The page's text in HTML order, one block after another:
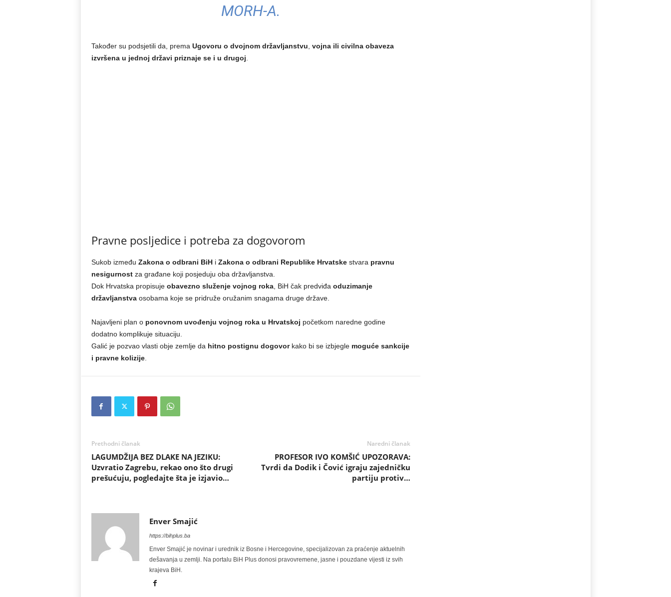
MORH-A.
Također su podsjetili da, prema Ugovoru o dvojnom državljanstvu vojna ili civilna obaveza
izvršena u jednoj državi priznaje se i u drugoj
Pravne posljedice i potreba za dogovorom
Sukob između Zakona o odbrani BiHi Zakona o odbrani Republike Hrvatskestvara pravnu
nesigurnostza građane koji posjeduju oba državljanstva.
Dok Hrvatska propisuje obavezno služenje vojnog roka, BiH čak predviđa oduzimanje
državljanstvaosobama koje se pridruže oružanim snagama druge države.
Najavljeni plan o ponovnom uvođenju vojnog roka u Hrvatskoj početkom naredne godine
dodatno komplikuje situaciju.
Galić je pozvao vlasti obje zemlje da hitno postignu dogovorkako bi se izbjegle moguće sankcije
i pravne kolizije.
Prethodni članak
LAGUMDŽIJA BEZ DLAKE NA JEZIKU:
Uzvratio Zagrebu, rekao ono što drugi
prešućuju, pogledajte šta je izjavio…
Naredni članak
PROFESOR IVO KOMŠIĆ UPOZORAVA:
Tvrdi da Dodik i Čović igraju zajedničku
partiju protiv…
Enver Smajić
https://bihplus.ba
Enver Smajić je novinar i urednik iz Bosne i Hercegovine, specijalizovan za praćenje aktuelnih
dešavanja u zemlji. Na portalu BiH Plus donosi pravovremene, jasne i pouzdane vijesti iz svih
krajeva BiH.